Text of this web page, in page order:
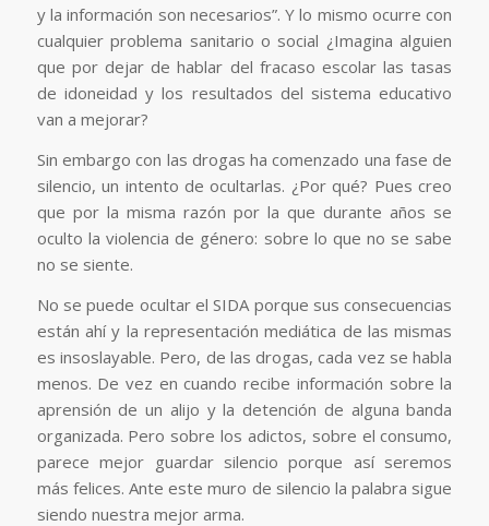
y la información son necesarios”. Y lo mismo ocurre con
cualquier problema sanitario o social ¿Imagina alguien
que por dejar de hablar del fracaso escolar las tasas
de idoneidad y los resultados del sistema educativo
van a mejorar?
Sin embargo con las drogas ha comenzado una fase de
silencio, un intento de ocultarlas. ¿Por qué? Pues creo
que por la misma razón por la que durante años se
oculto la violencia de género: sobre lo que no se sabe
no se siente.
No se puede ocultar el SIDA porque sus consecuencias
están ahí y la representación mediática de las mismas
es insoslayable. Pero, de las drogas, cada vez se habla
menos. De vez en cuando recibe información sobre la
aprensión de un alijo y la detención de alguna banda
organizada. Pero sobre los adictos, sobre el consumo,
parece mejor guardar silencio porque así seremos
más felices. Ante este muro de silencio la palabra sigue
siendo nuestra mejor arma.